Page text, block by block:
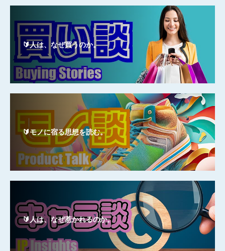
🔰人は、なぜ買うのか。
🔰モノに宿る思想を読む。
🔰人は、なぜ惹かれるのか。